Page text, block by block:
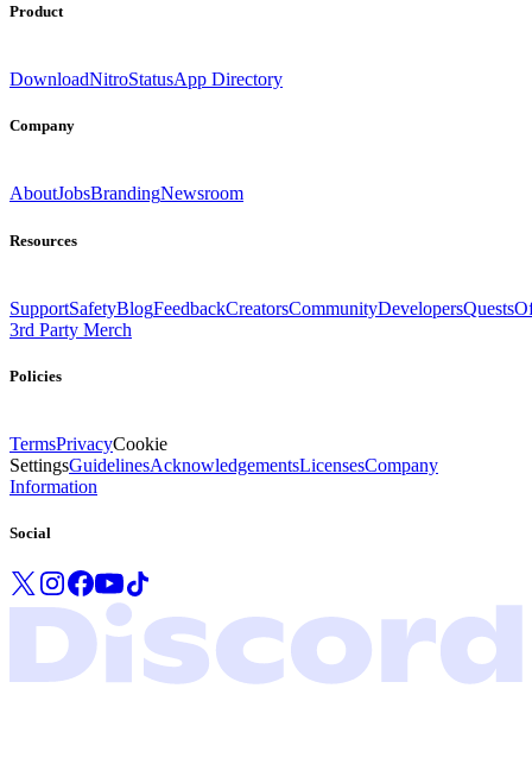
Product
DownloadNitroStatusApp Directory
Company
AboutJobsBrandingNewsroom
Resources
SupportSafetyBlogFeedbackCreatorsCommunityDevelopersQuests
3rd Party Merch
Policies
TermsPrivacyCookie
SettingsGuidelinesAcknowledgementsLicensesCompany
Information
Social